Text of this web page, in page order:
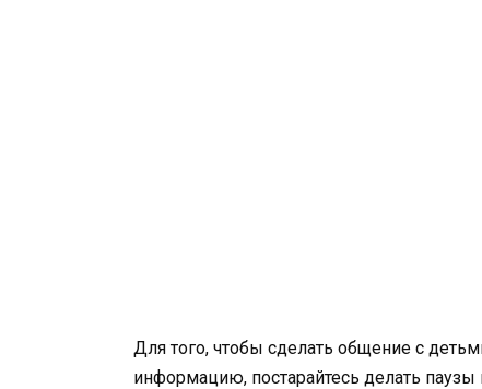
Для того, чтобы сделать общение с
информацию, постарайтесь делать